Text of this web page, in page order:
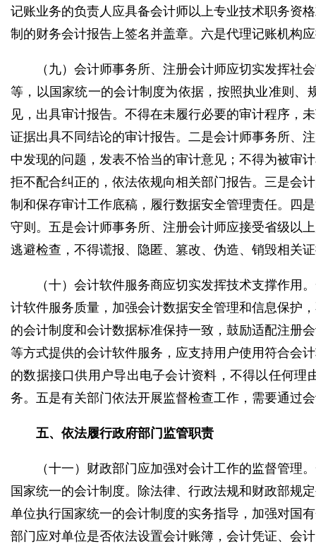
记账业务的负责人应具备会计师以上专业技术职务资
制的财务会计报告上签名并盖章。六是代理记账机构
（九）会计师事务所、注册会计师应切实发挥
等，以国家统一的会计制度为依据，按照执业准则
见，出具审计报告。不得在未履行必要的审计程序，
证据出具不同结论的审计报告。二是会计师事务所、
中发现的问题，发表不恰当的审计意见；不得为被审
拒不配合纠正的，依法依规向相关部门报告。三是会
制和保存审计工作底稿，履行数据安全管理责任。四
守则。五是会计师事务所、注册会计师应接受省级以
逃避检查，不得谎报、隐匿、篡改、伪造、销毁相关
（十）会计软件服务商应切实发挥技术支撑作
计软件服务质量，加强会计数据安全管理和信息保护
的会计制度和会计数据标准保持一致，鼓励适配注册
等方式提供的会计软件服务，应支持用户使用符合会
的数据接口供用户导出电子会计资料，不得以任何
务。五是有关部门依法开展监督检查工作，需要通过
五、依法履行政府部门监管职责
（十一）财政部门应加强对会计工作的监督管
国家统一的会计制度。除法律、行政法规和财政部规
单位执行国家统一的会计制度的实务指导，加强对国
部门应对单位是否依法设置会计账簿，会计凭证、会